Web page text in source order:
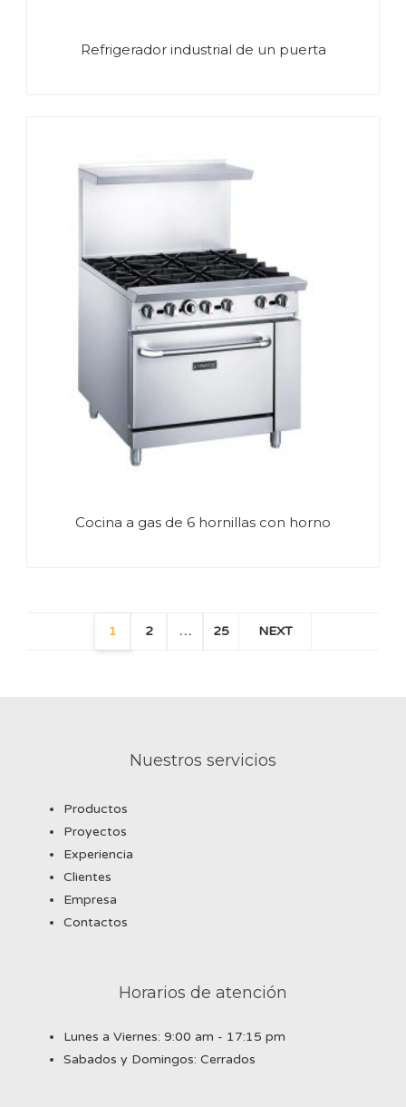
Refrigerador industrial de un puerta
Cocina a gas de 6 hornillas con horno
1 2 … 25 NEXT
Nuestros servicios
Productos
Proyectos
Experiencia
Clientes
Empresa
Contactos
Horarios de atención
Lunes a Viernes: 9:00 am - 17:15 pm
Sabados y Domingos: Cerrados